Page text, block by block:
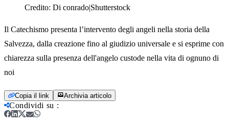
Credito: Di conrado|Shutterstock
Il Catechismo presenta l’intervento degli angeli nella storia della
Salvezza, dalla creazione fino al giudizio universale e si esprime con
chiarezza sulla presenza dell'angelo custode nella vita di ognuno di
noi
Copia il link Archivia articolo
Condividi su :